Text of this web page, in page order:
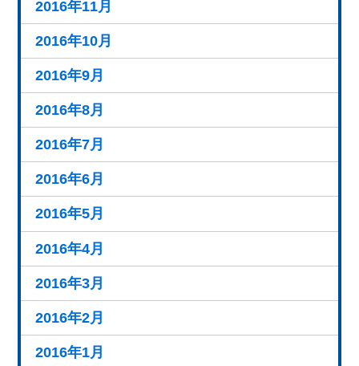
2016年11月
2016年10月
2016年9月
2016年8月
2016年7月
2016年6月
2016年5月
2016年4月
2016年3月
2016年2月
2016年1月